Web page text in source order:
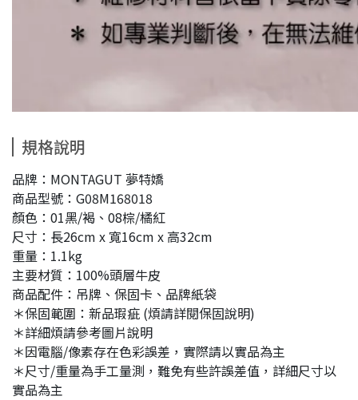
規格說明
品牌：MONTAGUT 夢特嬌
商品型號：G08M168018
顏色：01黑/褐、08棕/橘紅
尺寸：長26cm x 寬16cm x 高32cm
重量：1.1kg
主要材質：100%頭層牛皮
商品配件：吊牌、保固卡、品牌紙袋
＊保固範圍：新品瑕疵 (煩請詳閱保固說明)
＊詳細煩請參考圖片說明
＊因電腦/像素存在色彩誤差，實際請以實品為主
＊尺寸/重量為手工量測，難免有些許誤差值，詳細尺寸以
實品為主